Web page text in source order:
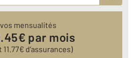
vos mensualités
€ par mois
11.77€ d’assurances)